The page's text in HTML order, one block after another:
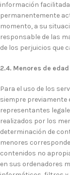
información facilitada a
permanentemente
momento, a su
responsable de las
de los perjuicios que
2.4. Menores de edad
Para el uso de los
siempre previamente
representantes
realizados por los
determinación de
menores
contenidos no
en sus ordenadores